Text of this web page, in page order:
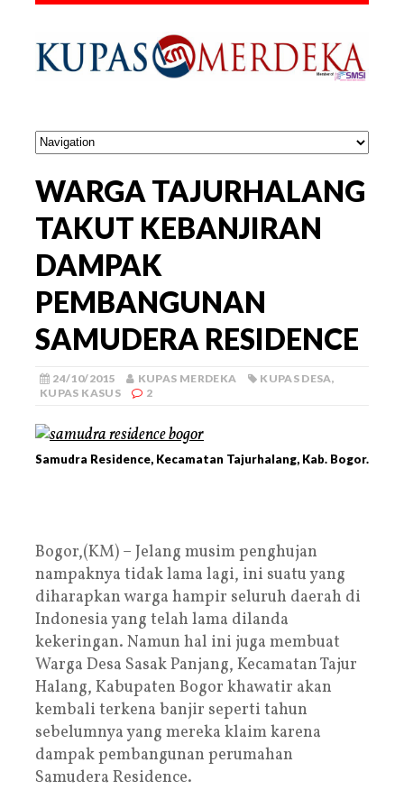
WARGA TAJURHALANG
TAKUT KEBANJIRAN
DAMPAK
PEMBANGUNAN
SAMUDERA RESIDENCE
24/10/2015 KUPAS MERDEKA KUPAS DESA,
KUPAS KASUS
2
Samudra Residence, Kecamatan Tajurhalang, Kab. Bogor.
Bogor,(KM) – Jelang musim penghujan
nampaknya tidak lama lagi, ini suatu yang
diharapkan warga hampir seluruh daerah di
Indonesia yang telah lama dilanda
kekeringan. Namun hal ini juga membuat
Warga Desa Sasak Panjang, Kecamatan Tajur
Halang, Kabupaten Bogor khawatir akan
kembali terkena banjir seperti tahun
sebelumnya yang mereka klaim karena
dampak pembangunan perumahan
Samudera Residence.